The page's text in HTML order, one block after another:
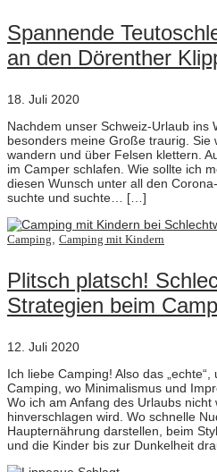
Spannende
an den Dörenther
18. Juli 2020
Nachdem unser Schweiz-Urlaub ins
besonders meine Große traurig. Sie
wandern und über Felsen klettern.
im Camper schlafen. Wie sollte ich
diesen Wunsch unter all den
suchte und suchte… […]
Camping Camping mit Kindern
Plitsch platsch!
Strategien beim
12. Juli 2020
Ich liebe Camping! Also das
Camping, wo Minimalismus und
Wo ich am Anfang des Urlaubs
hinverschlagen wird. Wo schnelle
Haupternährung darstellen, beim
und die Kinder bis zur Dunkelheit